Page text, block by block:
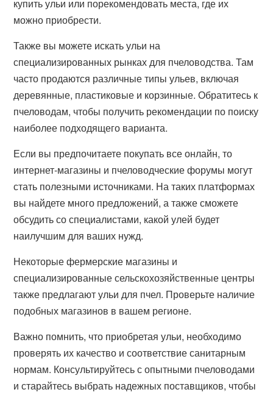
купить ульи или порекомендовать места, где их
можно приобрести.
Также вы можете искать ульи на
специализированных рынках для пчеловодства. Там
часто продаются различные типы ульев, включая
деревянные, пластиковые и корзинные. Обратитесь к
пчеловодам, чтобы получить рекомендации по поиску
наиболее подходящего варианта.
Если вы предпочитаете покупать все онлайн, то
интернет-магазины и пчеловодческие форумы могут
стать полезными источниками. На таких платформах
вы найдете много предложений, а также сможете
обсудить со специалистами, какой улей будет
наилучшим для ваших нужд.
Некоторые фермерские магазины и
специализированные сельскохозяйственные центры
также предлагают ульи для пчел. Проверьте наличие
подобных магазинов в вашем регионе.
Важно помнить, что приобретая ульи, необходимо
проверять их качество и соответствие санитарным
нормам. Консультируйтесь с опытными пчеловодами
и старайтесь выбрать надежных поставщиков, чтобы